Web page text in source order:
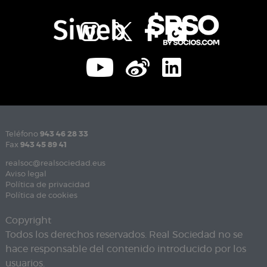
Teléfono 943 46 28 33
Fax 943 45 89 41
realsoc@realsociedad.eus
Aviso legal
Política de privacidad
Política de cookies
Copyright
Todos los derechos reservados. Real Sociedad no se
hace responsable del contenido introducido por los
usuarios.